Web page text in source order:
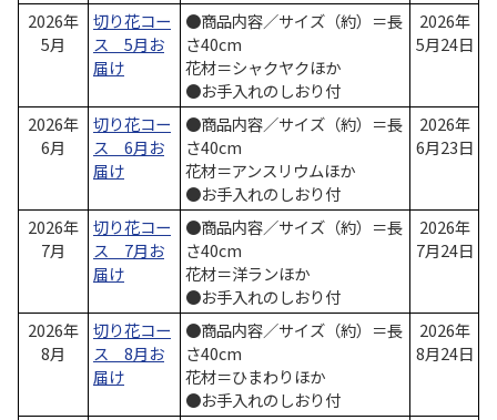
2026年
5月
切り花コー
ス 5月お
届け
●商品内容／サイズ（約）＝長
さ40cm
花材＝シャクヤクほか
●お手入れのしおり付
2026年
5月24日
2026年
6月
切り花コー
ス 6月お
届け
●商品内容／サイズ（約）＝長
さ40cm
花材＝アンスリウムほか
●お手入れのしおり付
2026年
6月23日
2026年
7月
切り花コー
ス 7月お
届け
●商品内容／サイズ（約）＝長
さ40cm
花材＝洋ランほか
●お手入れのしおり付
2026年
7月24日
2026年
8月
切り花コー
ス 8月お
届け
●商品内容／サイズ（約）＝長
さ40cm
花材＝ひまわりほか
●お手入れのしおり付
2026年
8月24日